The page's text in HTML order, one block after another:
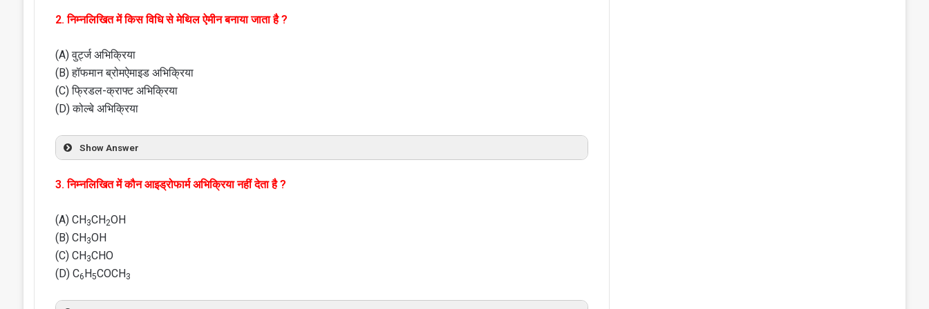
2. निम्नलिखित में किस विधि से मेथिल ऐमीन बनाया जाता है ?
(A) वुर्ट्ज अभिक्रिया
(B) हॉफमान ब्रोमऐमाइड अभिक्रिया
(C) फ्रिडल-क्राफ्ट अभिक्रिया
(D) कोल्बे अभिक्रिया
Show Answer
3. निम्नलिखित में कौन आइड्रोफार्म अभिक्रिया नहीं देता है ?
(A) CH3CH2OH
(B) CH3OH
(C) CH3CHO
(D) C6H5COCH3